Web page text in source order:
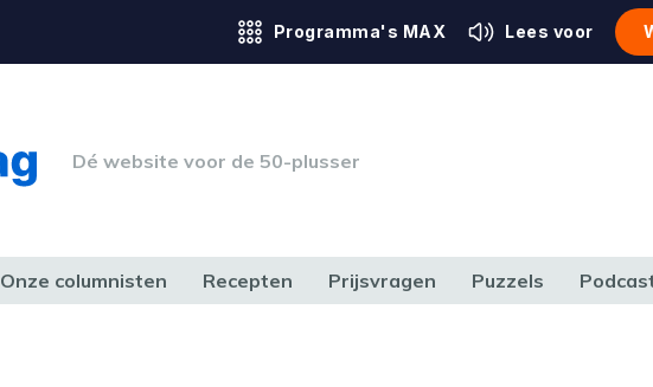
Programma's MAX Lees voor
Dé website voor de 50-plusser
Onze columnisten Recepten Prijsvragen Puzzels